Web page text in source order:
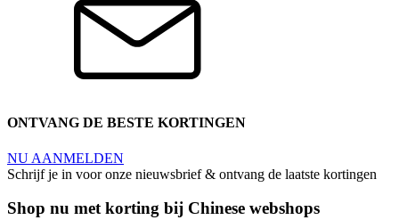
ONTVANG DE BESTE KORTINGEN
NU AANMELDEN
Schrijf je in voor onze nieuwsbrief & ontvang de laatste kortingen
Shop nu met korting bij Chinese webshops